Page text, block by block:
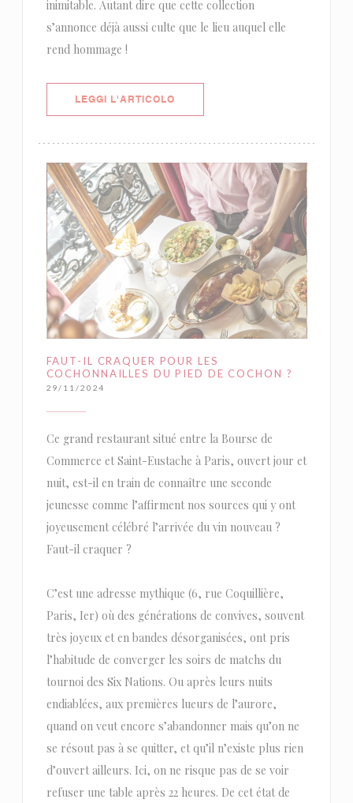
inimitable. Autant dire que cette collection
s’annonce déjà aussi culte que le lieu auquel elle
rend hommage !
LEGGI L'ARTICOLO
FAUT-IL CRAQUER POUR LES
COCHONNAILLES DU PIED DE COCHON ?
29/11/2024
Ce grand restaurant situé entre la Bourse de
Commerce et Saint-Eustache à Paris, ouvert jour et
nuit, est-il en train de connaître une seconde
jeunesse comme l’affirment nos sources qui y ont
joyeusement célébré l’arrivée du vin nouveau ?
Faut-il craquer ?
C’est une adresse mythique (6, rue Coquillière,
Paris, Ier) où des générations de convives, souvent
très joyeux et en bandes désorganisées, ont pris
l’habitude de converger les soirs de matchs du
tournoi des Six Nations. Ou après leurs nuits
endiablées, aux premières lueurs de l’aurore,
quand on veut encore s’abandonner mais qu’on ne
se résout pas à se quitter, et qu’il n’existe plus rien
d’ouvert ailleurs. Ici, on ne risque pas de se voir
refuser une table après 22 heures. De cet état de